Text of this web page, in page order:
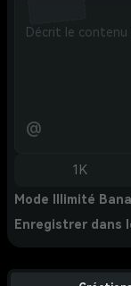
@
1K
Mode Illimité
Enregistrer dans